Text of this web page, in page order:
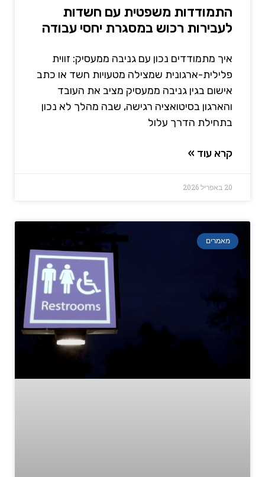
התמודדות משפטית עם חשדות
לעבירות רכוש במסגרת יחסי עבודה
איך מתמודדים נכון עם גניבה ממעסיק: זווית
פלילית-ארגונית שמצילה מטעויות חשד או כתב
אישום בגין גניבה ממעסיק מציב את העובד
והארגון בסיטואציה רגישה, שבה מהלך לא נכון
בתחילת הדרך עלול
קרא עוד »
20 באפריל 2026
מאמרים